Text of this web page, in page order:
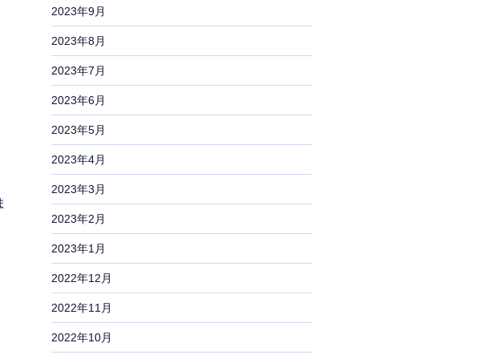
2023年9月
2023年8月
2023年7月
2023年6月
2023年5月
2023年4月
2023年3月
2023年2月
2023年1月
2022年12月
2022年11月
2022年10月